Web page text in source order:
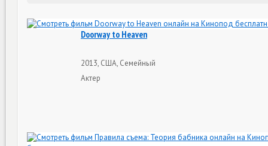
Doorway to Heaven
2013, США, Семейный
Актер